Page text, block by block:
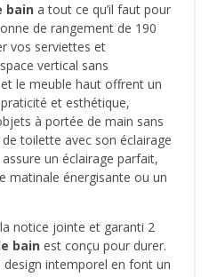
bain a tout ce qu’il faut pour
de rangement de 190
vos serviettes et
vertical sans
le meuble haut offrent un
et esthétique,
à portée de main sans
toilette avec son éclairage
un éclairage parfait,
matinale énergisante ou un
notice jointe et garanti 2
bain est conçu pour durer.
intemporel en font un